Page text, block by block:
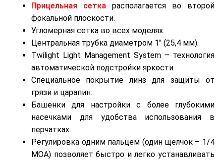
Прицельная сетка располагается во второй
фокальной плоскости.
Угломерная сетка во всех моделях.
Центральная трубка диаметром 1″ (25,4 мм).
Twilight Light Management System – технология
автоматической подстройки яркости.
Специальное покрытие линз для защиты от
грязи и царапин.
Башенки для настройки с более глубокими
насечками для удобства использования в
перчатках.
Регулировка одним пальцем (один щелчок – 1/4
MOA) позволяет быстро и легко устанавливать